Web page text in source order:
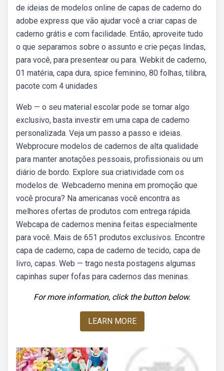
de ideias de modelos online de capas de caderno do
adobe express que vão ajudar você a criar capas de
caderno grátis e com facilidade. Então, aproveite tudo
o que separamos sobre o assunto e crie peças lindas,
para você, para presentear ou para. Webkit de caderno,
01 matéria, capa dura, spice feminino, 80 folhas, tilibra,
pacote com 4 unidades
Web — o seu material escolar pode se tornar algo
exclusivo, basta investir em uma capa de caderno
personalizada. Veja um passo a passo e ideias.
Webprocure modelos de cadernos de alta qualidade
para manter anotações pessoais, profissionais ou um
diário de bordo. Explore sua criatividade com os
modelos de. Webcaderno menina em promoção que
você procura? Na americanas você encontra as
melhores ofertas de produtos com entrega rápida.
Webcapa de cadernos menina feitas especialmente
para você. Mais de 651 produtos exclusivos. Encontre
capa de caderno, capa de caderno de tecido, capa de
livro, capas. Web — trago nesta postagens algumas
capinhas super fofas para cadernos das meninas.
For more information, click the button below.
LEARN MORE